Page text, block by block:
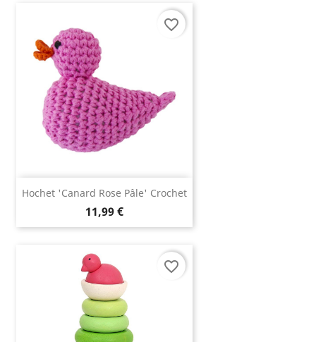
Hochet 'canard Rose Pâle' Crochet
11,99 €
favorite_border
favorite_border